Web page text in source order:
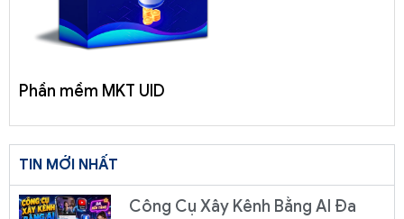
Phần mềm MKT UID
TIN MỚI NHẤT
Công Cụ Xây Kênh Bằng AI Đa